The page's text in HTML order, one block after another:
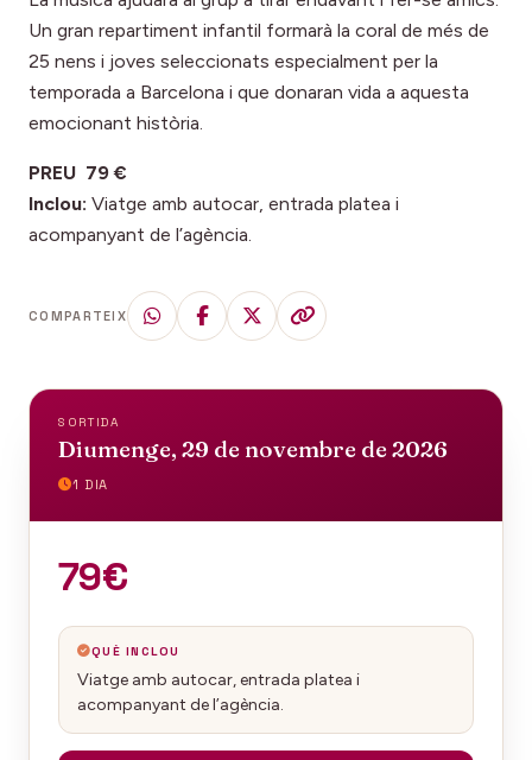
Un gran repartiment infantil formarà la coral de més de
25 nens i joves seleccionats especialment per la
temporada a Barcelona i que donaran vida a aquesta
emocionant història.
PREU 79 €
Inclou: Viatge amb autocar, entrada platea i
acompanyant de l’agència.
COMPARTEIX
SORTIDA
Diumenge, 29 de novembre de 2026
1 DIA
79€
QUÈ INCLOU
Viatge amb autocar, entrada platea i
acompanyant de l’agència.